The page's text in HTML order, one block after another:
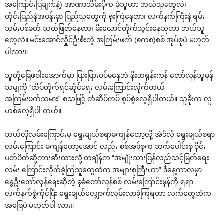
အကြောင်းပြချက်နဲ့) အာဏာသိမ်းပိုက် ခဲ့သူဟာ ဘယ်သူတွေလဲ၊
တိုင်းပြည်နဲ့အဝန်းမှာ ပြည်သူတွေကို ဗုံးကြဲနေတာ၊ လက်နက်ကြီးနဲ့ ရမ်း
သမ်းပစ်ခတ် သတ်ဖြတ်နေတာ၊ မီးလောင်တိုက်သွင်းနေသူဟာ ဘယ်သူ
တွေလဲ။ မင်းအောင်လှိုင်ဦးစီးတဲ့ အကြမ်းဖက် (စကစ)စစ် အုပ်စုပဲ မဟုတ်
ပါလား။
သူတို့ခြေဖဝါးအောက်မှာ ပြားပြားဝပ်မနေဘဲ နိုးထရုန်းကန် တော်လှန်သူမှန်
သမျှကို “ထိပ်တိုက်ရင်ဆိုင်ရေး လမ်းကြောင်းလိုက်တယ် –
အကြမ်းဖက်သမား” စသဖြင့် တံဆိပ်ကပ် စွပ်စွဲလေ့ရှိပါတယ်။ သူခိုးက လူ
ဟစ်လေ့ရှိပါ တယ်။
ဘယ်လိုလမ်းကြောင်းမှ ရွေးချယ်စရာမကျန်တော့လို့ အဲဒီလို ရွေးချယ်စရာ
လမ်းကြောင်း မကျန်တော့အောင် လည်း စစ်အုပ်စုက ဘက်ပေါင်းစုံ ဝိုင်း
ပတ်ပိတ်ဆို့ကားဆီးထားလို့ တချိန်က “အမျိုးသားပြန်လည်သင့်မြတ်ရေး
လမ်း ကြောင်းလိုက်ခဲ့ကြသူတွေထဲက အများစုကြီးဟာ” ဒီနေ့ကာလမှာ
နွေဦးတော်လှန်ရေးဆိုတဲ့ ခုခံတော်လှန်စစ် လမ်းကြောင်းမှန်ကို ရရာ
လက်နက်စွဲကိုင်ပြီး ရွေးချယ်လျှောက်လှမ်းလာခဲ့ကြရတာ လက်တွေ့ထဲက
အဖြေပဲ မဟုတ်ပါ လား။